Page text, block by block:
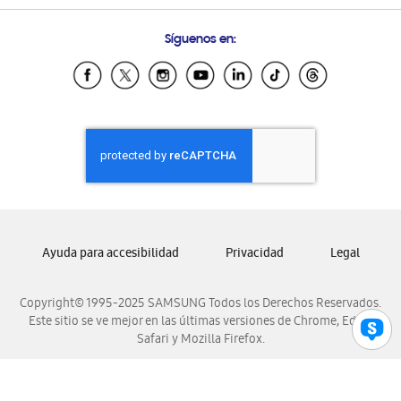
Samsung Ecuador
Samsung El Salvador
Samsung Honduras
Samsung Nicaragua
Samsung Panamá
Samsung Venezuela
Síguenos en:
Copyright© 1995-2025 SAMSUNG Todos los Derechos Reservados.
Este sitio se ve mejor en las últimas versiones de Chrome, Edge,
Safari y Mozilla Firefox.
Ayuda para accesibilidad Privacidad Legal